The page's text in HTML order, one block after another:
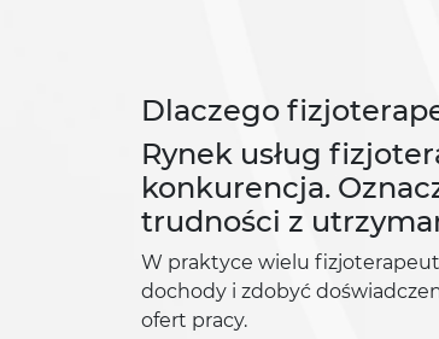
Dlaczego
Rynek usług
konkurencja.
trudności z
W praktyce wielu
dochody i zdobyć
ofert pracy.